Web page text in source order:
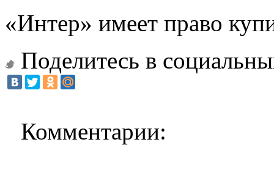
«Интер» имеет право
Поделитесь в
Комментарии: